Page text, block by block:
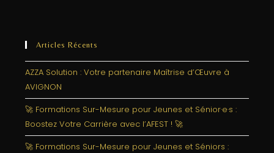
Articles Récents
AZZA Solution : Votre partenaire Maîtrise d’Œuvre à
AVIGNON
🚀 Formations Sur-Mesure pour Jeunes et Sénior·e·s :
Boostez Votre Carrière avec l’AFEST ! 🚀
🚀 Formations Sur-Mesure pour Jeunes et Séniors :